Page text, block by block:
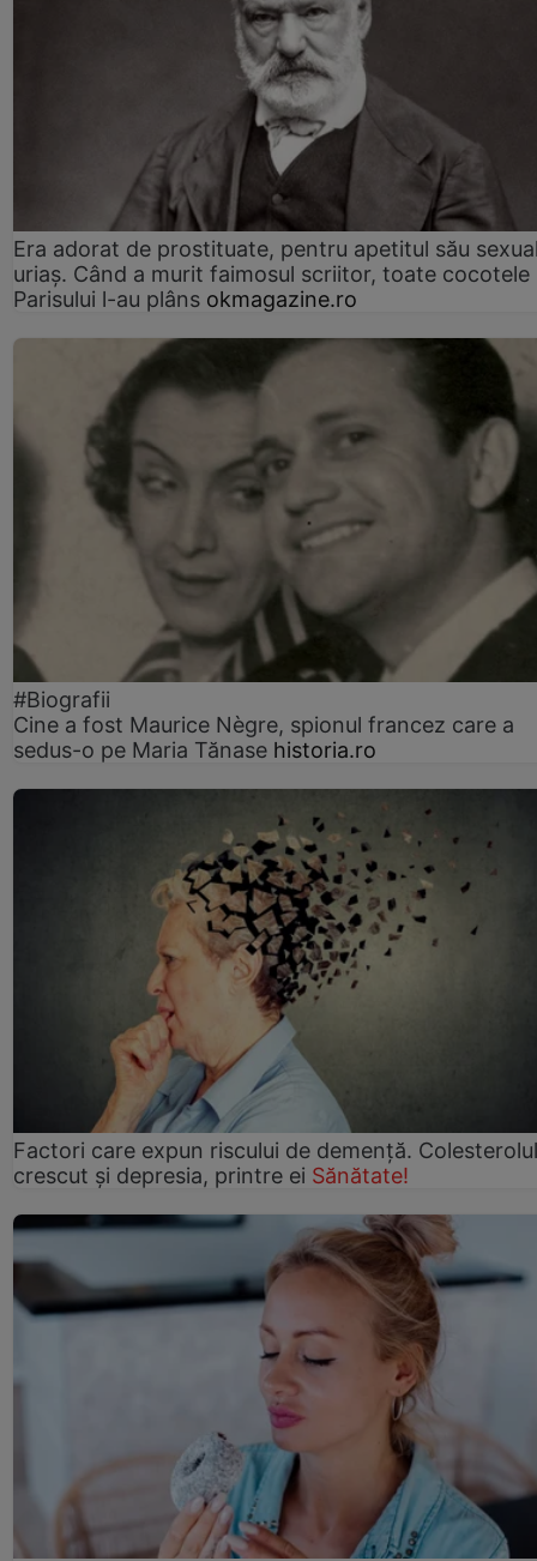
Era adorat de prostituate, pentru apetitul său
uriaș. Când a murit faimosul scriitor, toate cocotele
Parisului l-au plâns okmagazine.ro
#Biografii
Cine a fost Maurice Nègre, spionul francez care a
sedus-o pe Maria Tănase historia.ro
Factori care expun riscului de demență. Colesterolul
crescut şi depresia, printre ei Sănătate!